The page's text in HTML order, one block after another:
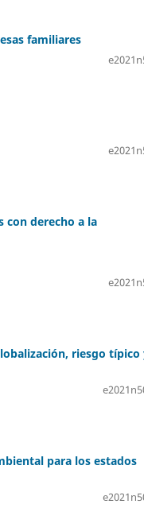
familiares
con derecho a la
riesgo típico
para los estados